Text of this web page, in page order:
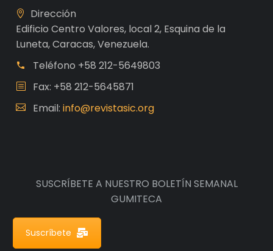
Dirección
Edificio Centro Valores, local 2, Esquina de la
Luneta, Caracas, Venezuela.
Teléfono +58 212-5649803
Fax: +58 212-5645871
Email: info@revistasic.org
SUSCRÍBETE A NUESTRO BOLETÍN SEMANAL
GUMITECA
Suscríbete